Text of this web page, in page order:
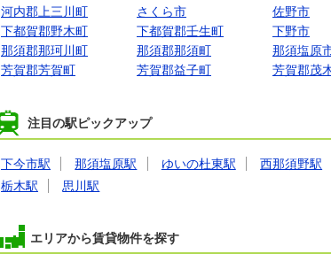
河内郡上三川町
さくら市 佐野市
下都賀郡野木町
下都賀郡壬生町 下野市
那須郡那珂川町
那須郡那須町 那須塩原
芳賀郡芳賀町
芳賀郡益子町 芳賀郡茂
注目の駅ピックアップ
下今市駅 那須塩原駅 ゆいの杜東駅 西那須野駅
栃木駅
思川駅
エリアから賃貸物件を探す